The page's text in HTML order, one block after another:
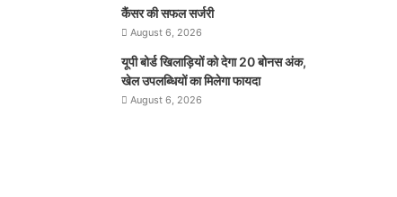
कैंसर की सफल सर्जरी
August 6, 2026
यूपी बोर्ड खिलाड़ियों को देगा 20 बोनस अंक,
खेल उपलब्धियों का मिलेगा फायदा
August 6, 2026